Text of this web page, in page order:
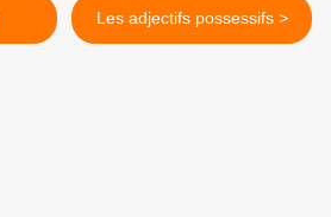
Les adjectifs possessifs >